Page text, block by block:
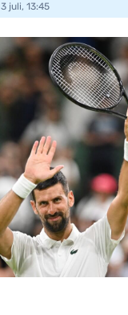
3 juli, 13:45